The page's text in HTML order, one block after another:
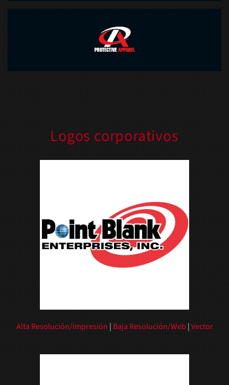
Logos corporativos
Alta Resolución/Impresión | Baja Resolución/Web|Vector